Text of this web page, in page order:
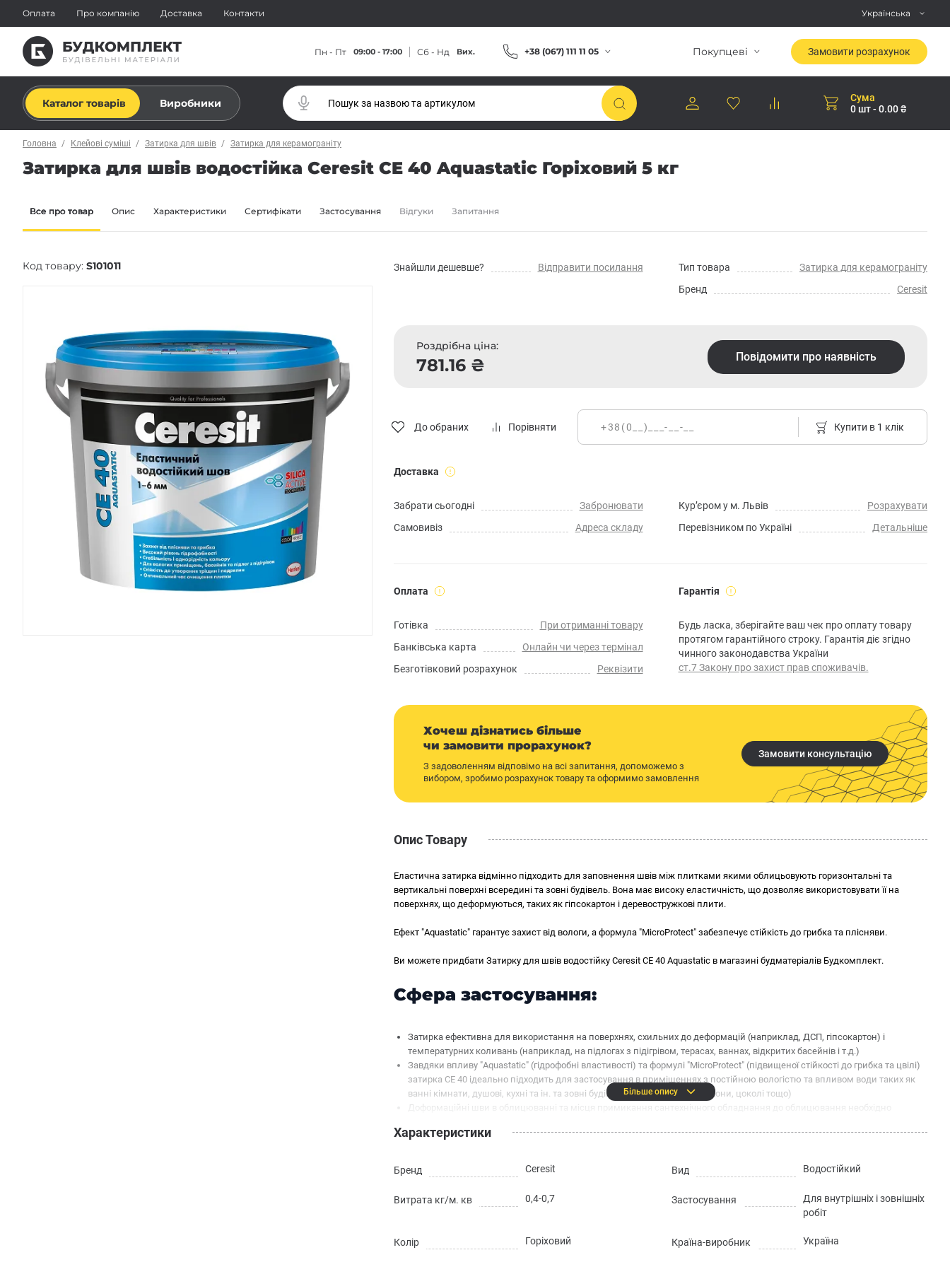
Оплата Про компанію Доставка Контакти Українська
Пн - Пт 09:00 - 17:00 Сб - Нд Вих. +38 (067) 111 11 05 Покупцеві Замовити розрахунок
Каталог товарів Виробники
Сума
0 шт - 0.00 ₴
Головна Клейові суміші Затирка для швів Затирка для керамограніту
Затирка для швів водостійка Ceresit CE 40 Aquastatic Горіховий 5 кг
Все про товар Опис Характеристики Сертифікати Застосування Відгуки Запитання
Код товару: S101011 Знайшли дешевше? Відправити посилання Тип товара
Затирка для керамограніту
Бренд
Ceresit
Роздрібна ціна:
781.16 ₴ Повідомити про наявність
До обраних Порівняти Купити в 1 клік
Доставка
Забрати сьогодні
Забронювати
Самовивіз
Адреса складу
Кур’єром у м. Львів
Розрахувати
Перевізником по Україні
Детальніше
Оплата
Готівка
При отриманні товару
Банківська карта
Онлайн чи через термінал
Безготівковий розрахунок
Реквізити
Гарантія
Будь ласка, зберігайте ваш чек про оплату товару
протягом гарантійного строку. Гарантія діє згідно
чинного законодавства України
ст.7 Закону про захист прав споживачів.
Хочеш дізнатись більше
чи замовити прорахунок?
З задоволенням відповімо на всі запитання, допоможемо з
вибором, зробимо розрахунок товару та оформимо замовлення
Замовити консультацію
Опис Товару
Еластична затирка відмінно підходить для заповнення швів між плитками якими облицьовують горизонтальні та
вертикальні поверхні всередині та зовні будівель. Вона має високу еластичність, що дозволяє використовувати її на
поверхнях, що деформуються, таких як гіпсокартон і деревостружкові плити.
Ефект "Aquastatic" гарантує захист від вологи, а формула "MicroProtect" забезпечує стійкість до грибка та плісняви.
Ви можете придбати Затирку для швів водостійку Ceresit СЕ 40 Aquastatic в магазині будматеріалів Будкомплект.
Сфера застосування:
Затирка ефективна для використання на поверхнях, схильних до деформацій (наприклад, ДСП, гіпсокартон) і
температурних коливань (наприклад, на підлогах з підігрівом, терасах, ваннах, відкритих басейнів і т.д.)
Завдяки впливу "Aquastatic" (гідрофобні властивості) та формулі "MicroProtect" (підвищеної стійкості до грибка та цвілі)
затирка CE 40 ідеально підходить для застосування в приміщеннях з постійною вологістю та впливом води таких як
ванні кімнати, душові, кухні та ін. та зовні будівель (підлоги терас, балкони, цоколі тощо)
Доформаційні шви в облицюванні та місця примикання сантехнічного обладнання до облицювання необхідно
Палітра налічує 40 відтінків, включаючи чистий білий
структуру
Більше опису
Характеристики
Бренд Ceresit Вид Водостійкий
Витрата кг/м. кв 0,4-0,7 Застосування
Для внутрішніх і зовнішніх
робіт
Колір Горіховий Країна-виробник Україна